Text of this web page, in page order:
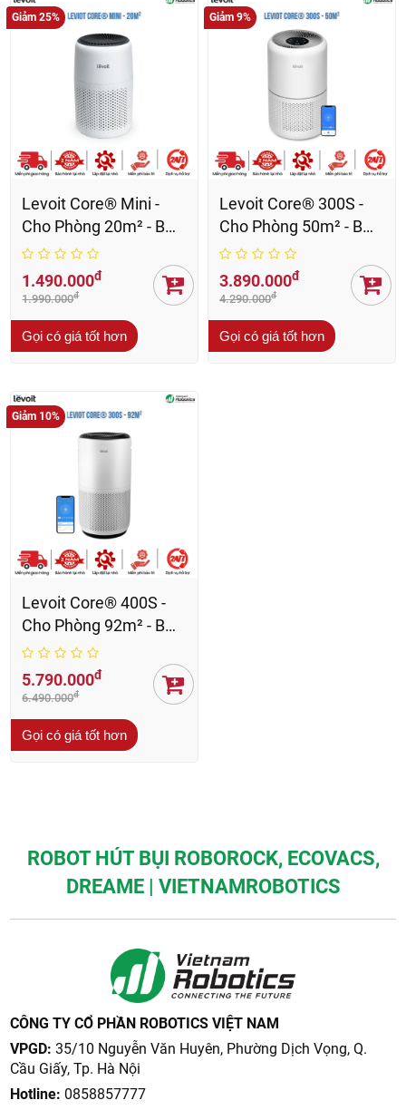
Giảm 25%
Levoit Core® Mini -
Cho Phòng 20m² - BH
24 Th
1.490.000đ
1.990.000đ
Gọi có giá tốt hơn
Giảm 9%
Levoit Core® 300S -
Cho Phòng 50m² - BH
24 Th
3.890.000đ
4.290.000đ
Gọi có giá tốt hơn
Giảm 10%
Levoit Core® 400S -
Cho Phòng 92m² - BH
24 Th
5.790.000đ
6.490.000đ
Gọi có giá tốt hơn
ROBOT HÚT BỤI ROBOROCK, ECOVACS,
DREAME | VIETNAMROBOTICS
CÔNG TY CỔ PHẦN ROBOTICS VIỆT NAM
VPGD: 35/10 Nguyễn Văn Huyên, Phường Dịch Vọng, Q.
Cầu Giấy, Tp. Hà Nội
Hotline: 0858857777